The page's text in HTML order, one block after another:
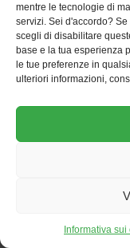
mentre le tecnologie di
servizi. Sei d'accordo?
scegli di disabilitare
base e la tua esperienza
le tue preferenze in
ulteriori informazioni,
Informativa sui
anche